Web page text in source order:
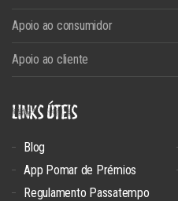
Apoio ao consumidor
Apoio ao cliente
LINKS ÚTEIS
Blog
App Pomar de Prémios
Regulamento Passatempo